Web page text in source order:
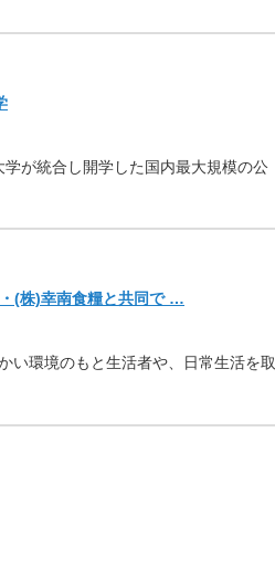
学が統合し開学した国内最大規模の公
(株)幸南食糧と共同で …
い環境のもと生活者や、
日常生活を取